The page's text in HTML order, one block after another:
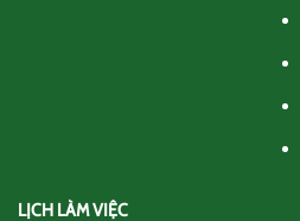
LỊCH LÀM VIỆC